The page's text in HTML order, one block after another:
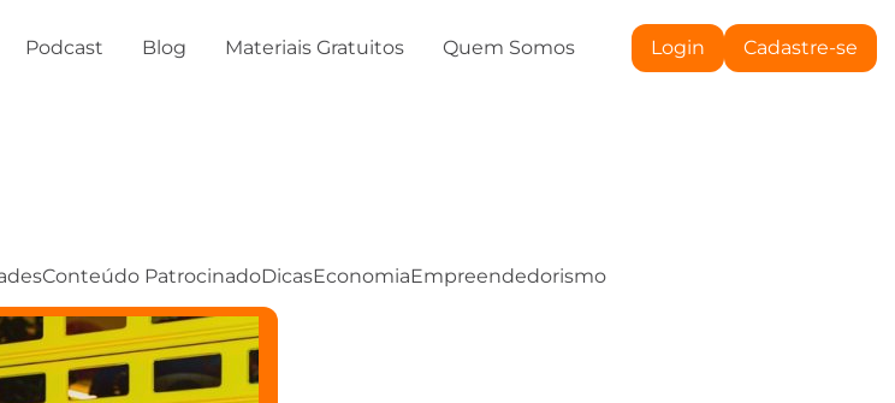
Podcast Blog Materiais Gratuitos Quem Somos Login Cadastre-se
Conteúdo PatrocinadoDicasEconomiaEmpreendedorismo